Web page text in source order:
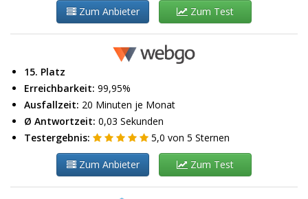
Zum Anbieter Zum Test
15. Platz
Erreichbarkeit: 99,95%
Ausfallzeit: 20 Minuten je Monat
Ø Antwortzeit: 0,03 Sekunden
Testergebnis:
5,0 von 5 Sternen
Zum Anbieter Zum Test